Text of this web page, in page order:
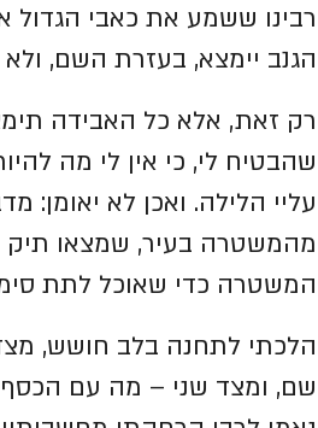
רבינו ששמע את כאבי הגדול
הגנב יימצא, בעזרת השם, ולא
רק זאת, אלא כל האבידה
שהבטיח לי, כי אין לי מה
עליי הלילה. ואכן לא יאומן:
מהמשטרה בעיר, שמצאו תיק
המשטרה כדי שאוכל לתת
הלכתי לתחנה בלב חושש,
שם, ומצד שני – מה עם